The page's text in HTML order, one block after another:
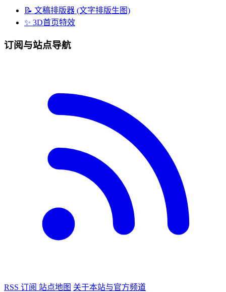
📝 文稿排版器 (文字排版生图)
✨ 3D首页特效
订阅与站点导航
RSS 订阅 站点地图 关于本站与官方频道